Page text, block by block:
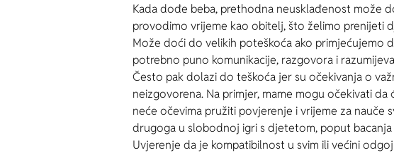
Kada dođe beba, prethodna neusklađenost može
provodimo vrijeme kao obitelj, što želimo prenijeti
Može doći do velikih poteškoća ako primjećujemo
potrebno puno komunikacije, razgovora i
Često pak dolazi do teškoća jer su očekivanja o
neizgovorena. Na primjer, mame mogu očekivati
neće očevima pružiti povjerenje i vrijeme za
drugoga u slobodnoj igri s djetetom, poput bacanja
Uvjerenje da je kompatibilnost u svim ili većini